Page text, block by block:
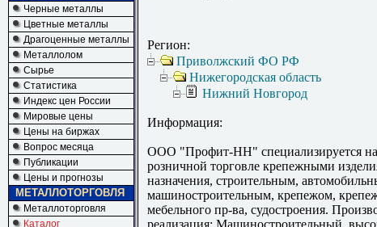
Черные металлы
Цветные металлы
Драгоценные металлы
Металлолом
Сырье
Статистика
Индекс цен России
Мировые цены
Цены на биржах
Вопрос месяца
Публикации
Цены и прогнозы
МЕТАЛЛОТОРГОВЛЯ
Металлоторговля
Каталог
Регион:
Приволжский ФО РФ
Нижегородская область
Нижний Новгород
Информация:
ООО "Профит-НН" специализируется
розничной торговле крепежными
назначения, строительным,
машиностроительным, крепежом,
мебельного пр-ва, судостроения.
реализация: Машиностроительный,